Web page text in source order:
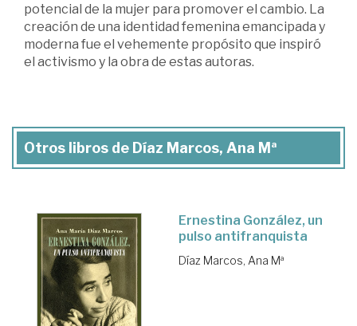
potencial de la mujer para promover el cambio. La
creación de una identidad femenina emancipada y
moderna fue el vehemente propósito que inspiró
el activismo y la obra de estas autoras.
Otros libros de Díaz Marcos, Ana Mª
Ernestina González, un
pulso antifranquista
Díaz Marcos, Ana Mª